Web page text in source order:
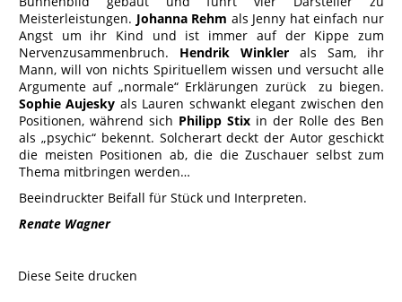
Meisterleistungen. Johanna Rehm als Jenny hat einfach nur
Angst um ihr Kind und ist immer auf der Kippe zum
Nervenzusammenbruch. Hendrik Winkler als Sam, ihr
Mann, will von nichts Spirituellem wissen und versucht alle
Argumente auf „normale“ Erklärungen zurück zu biegen.
Sophie Aujesky als Lauren schwankt elegant zwischen den
Positionen, während sich Philipp Stix in der Rolle des Ben
als „psychic“ bekennt. Solcherart deckt der Autor geschickt
die meisten Positionen ab, die die Zuschauer selbst zum
Thema mitbringen werden…
Beeindruckter Beifall für Stück und Interpreten.
Renate Wagner
Diese Seite drucken